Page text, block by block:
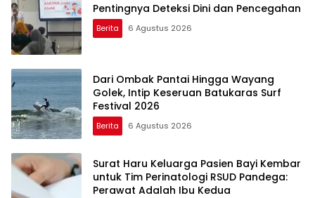
Pentingnya Deteksi Dini dan Pencegahan
Berita 6 Agustus 2026
Dari Ombak Pantai Hingga Wayang
Golek, Intip Keseruan Batukaras Surf
Festival 2026
Berita 6 Agustus 2026
Surat Haru Keluarga Pasien Bayi Kembar
untuk Tim Perinatologi RSUD Pandega:
Perawat Adalah Ibu Kedua